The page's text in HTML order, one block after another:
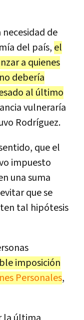
de
del país, el
a quienes
debería
al último
vulneraría
Rodríguez.
que el
impuesto
una suma
que se
tal hipótesis
imposición
Personales,